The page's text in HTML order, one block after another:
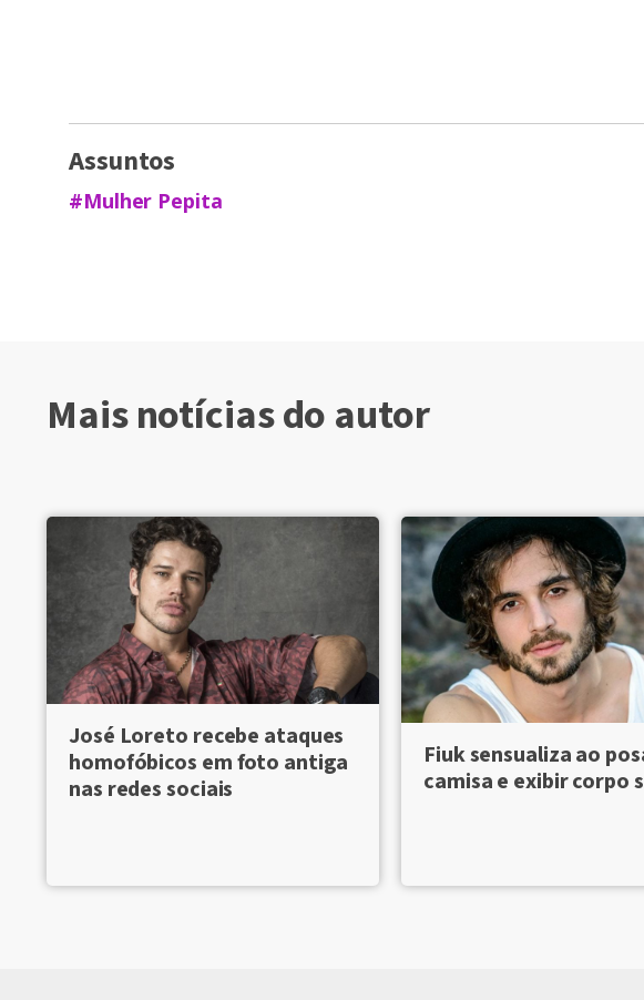
Assuntos
#Mulher Pepita
Mais notícias do autor
José Loreto recebe ataques
homofóbicos em foto antiga
nas redes sociais
Fiuk sensualiza ao
camisa e exibir corpo